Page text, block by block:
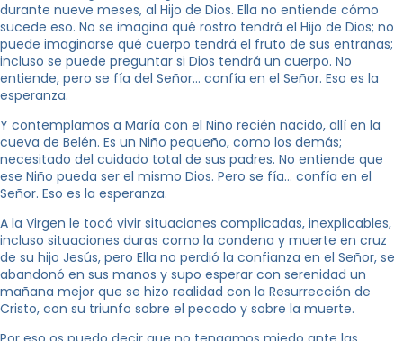
durante nueve meses, al Hijo de Dios. Ella no entiende cómo
sucede eso. No se imagina qué rostro tendrá el Hijo de Dios; no
puede imaginarse qué cuerpo tendrá el fruto de sus entrañas;
incluso se puede preguntar si Dios tendrá un cuerpo. No
entiende, pero se fía del Señor… confía en el Señor. Eso es la
esperanza.
Y contemplamos a María con el Niño recién nacido, allí en la
cueva de Belén. Es un Niño pequeño, como los demás;
necesitado del cuidado total de sus padres. No entiende que
ese Niño pueda ser el mismo Dios. Pero se fía… confía en el
Señor. Eso es la esperanza.
A la Virgen le tocó vivir situaciones complicadas, inexplicables,
incluso situaciones duras como la condena y muerte en cruz
de su hijo Jesús, pero Ella no perdió la confianza en el Señor, se
abandonó en sus manos y supo esperar con serenidad un
mañana mejor que se hizo realidad con la Resurrección de
Cristo, con su triunfo sobre el pecado y sobre la muerte.